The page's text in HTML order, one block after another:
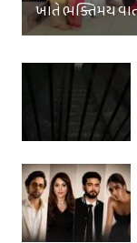
ખાતે ભક્તિમય